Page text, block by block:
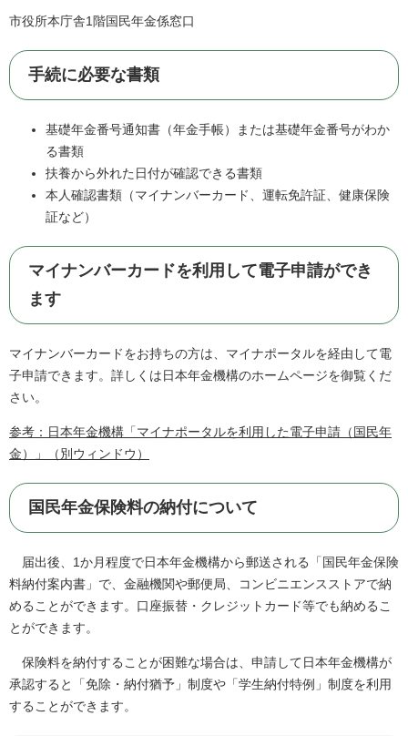
市役所本庁舎1階国民年金係窓口
手続に必要な書類
基礎年金番号通知書（年金手帳）または基礎年金番号がわか
る書類
扶養から外れた日付が確認できる書類
本人確認書類（マイナンバーカード、運転免許証、健康保険
証など）
マイナンバーカードを利用して電子申請ができ
ます
マイナンバーカードをお持ちの方は、マイナポータルを経由して電
子申請できます。詳しくは日本年金機構のホームページを御覧くだ
さい。
参考：日本年金機構「マイナポータルを利用した電子申請（国民年
金）」（別ウィンドウ）
国民年金保険料の納付について
届出後、1か月程度で日本年金機構から郵送される「国民年金保険
料納付案内書」で、金融機関や郵便局、コンビニエンスストアで納
めることができます。口座振替・クレジットカード等でも納めるこ
とができます。
保険料を納付することが困難な場合は、申請して日本年金機構が
承認すると「免除・納付猶予」制度や「学生納付特例」制度を利用
することができます。